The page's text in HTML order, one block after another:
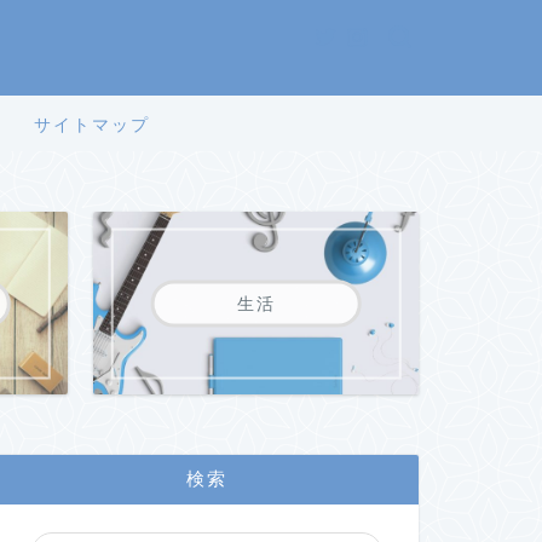
サイトマップ
生活
検索